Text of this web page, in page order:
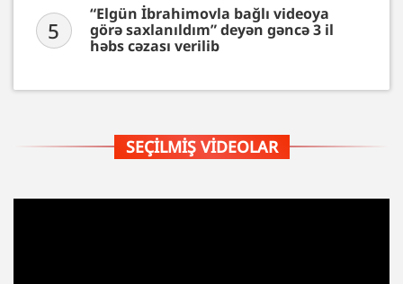
5
“Elgün İbrahimovla bağlı videoya
görə saxlanıldım” deyən gəncə 3 il
həbs cəzası verilib
SEÇILMIŞ VIDEOLAR